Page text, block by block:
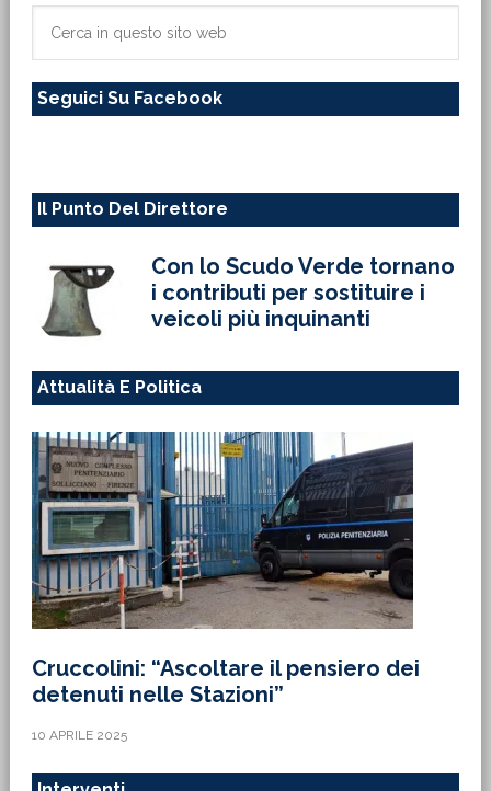
primaria
sito
Seguici Su Facebook
Il Punto Del Direttore
Con lo Scudo Verde tornano
i contributi per sostituire i
veicoli più inquinanti
Attualità E Politica
Cruccolini: “Ascoltare il pensiero dei
detenuti nelle Stazioni”
10 APRILE 2025